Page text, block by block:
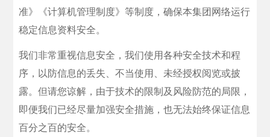
准》《计算机管理制度》等制度，确保本集团网络运行
稳定信息资料安全。
我们非常重视信息安全，我们使用各种安全技术和程
序，以防信息的丢失、不当使用、未经授权阅览或披
露。但请您谅解，由于技术的限制及风险防范的局限，
即便我们已经尽量加强安全措施，也无法始终保证信息
百分之百的安全。